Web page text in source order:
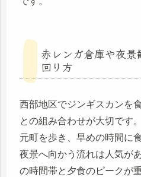
赤レンガ倉庫や夜景
回り方
西部地区でジンギスカンを
との組み合わせが大切です
元町を歩き、早めの時間に
夜景へ向かう流れは人気が
の時間帯と夕食のピークが